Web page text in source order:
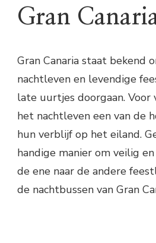
Gran
Gran Canaria staat bekend
nachtleven en levendige
late uurtjes doorgaan. Voor
het nachtleven een van de
hun verblijf op het eiland.
handige manier om veilig
de ene naar de andere
de nachtbussen van Gran